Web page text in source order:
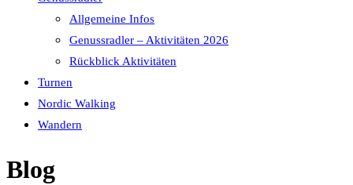
Allgemeine Infos
Genussradler – Aktivitäten 2026
Rückblick Aktivitäten
Turnen
Nordic Walking
Wandern
Blog